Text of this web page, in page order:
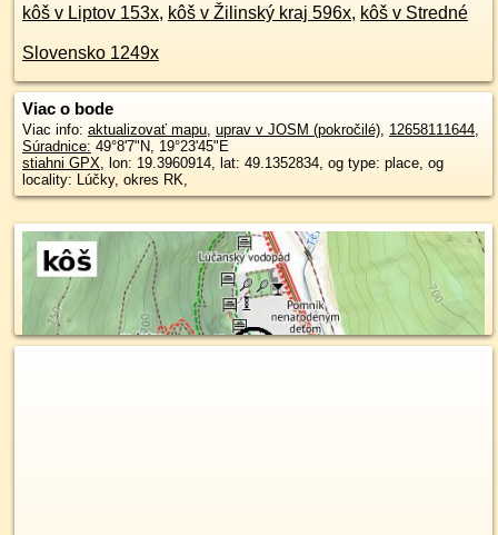
kôš v Liptov 153x, kôš v Žilinský kraj 596x, kôš v Stredné
Slovensko 1249x
Viac o bode
Viac info: aktualizovať mapu, uprav v JOSM (pokročilé), 12658111644,
Súradnice: 49°8'7"N, 19°23'45"E
stiahni GPX, lon: 19.3960914, lat: 49.1352834, og type: place, og
locality: Lúčky, okres RK,